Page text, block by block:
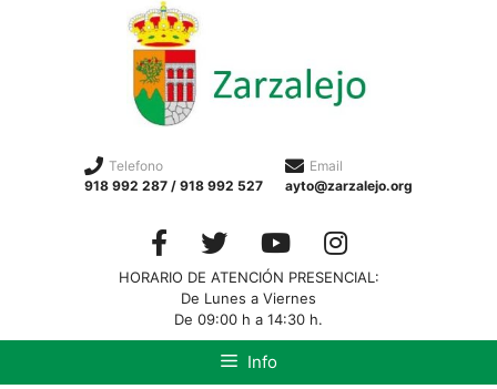
Telefono
918 992 287 / 918 992 527
Email
ayto@zarzalejo.org
HORARIO DE ATENCIÓN PRESENCIAL:
De Lunes a Viernes
De 09:00 h a 14:30 h.
Info